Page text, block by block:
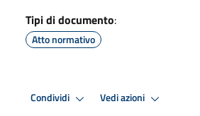
Tipi di documento:
Atto normativo
Condividi Vedi azioni